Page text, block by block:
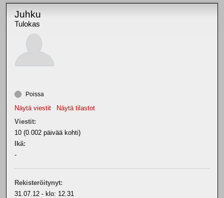
Juhku
Tulokas
Poissa
Näytä viestit
Näytä tilastot
Viestit:
10 (0.002 päivää kohti)
Ikä:
-
Rekisteröitynyt:
31.07.12 - klo: 12.31